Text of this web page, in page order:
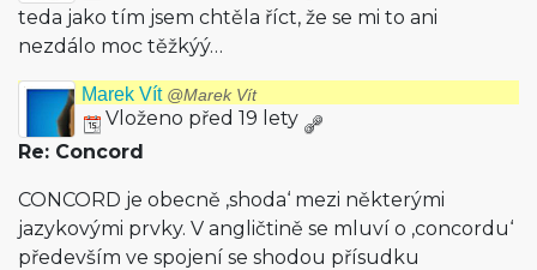
teda jako tím jsem chtěla říct, že se mi to ani
nezdálo moc těžkýý…
Marek Vít @Marek Vít
Vloženo před 19 lety
Re: Concord
CONCORD je obecně ‚shoda‘ mezi některými
jazykovými prvky. V angličtině se mluví o ‚concordu‘
především ve spojení se shodou přísudku